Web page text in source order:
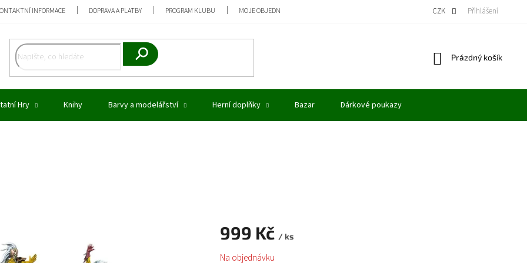
INFORMACE DOPRAVA A PLATBY PROGRAM KLUBU MOJE OBJEDNÁVKA VÝKUP MODELŮ
CZK Přihlášení
Nákupní
Prázdný košík
Hry Knihy Barvy a modelářství Herní doplňky Bazar Dárkové poukazy
999 Kč / ks
Měrná
Na objednávku